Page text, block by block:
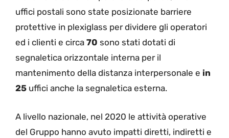
uffici postali sono state posizionate barriere
protettive in plexiglass per dividere gli operatori
ed i clienti e circa 70 sono stati dotati di
segnaletica orizzontale interna per il
mantenimento della distanza interpersonale e in
25 uffici anche la segnaletica esterna.
A livello nazionale, nel 2020 le attività operative
del Gruppo hanno avuto impatti diretti, indiretti e